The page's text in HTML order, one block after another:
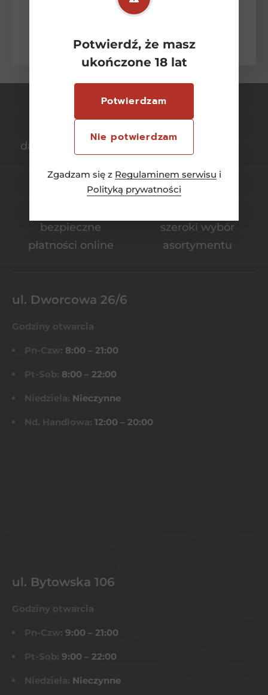
Potwierdź, że masz
ukończone 18 lat
Potwierdzam
Nie potwierdzam
Zgadzam się z Regulaminem serwisu i
Polityką prywatności
pytanie lub złożenie oferty zgodnie z
darmowa dostawa
bezpieczne
płatności online
szeroki wybór
asortymentu
ul. Dworcowa 26/6
Godziny otwarcia
Pn-Czw: 8:00 – 21:00
Pt-Sob: 8:00 – 22:00
Niedziela: Nieczynne
Nd. Handlowa: 12:00 – 20:00
ul. Bytowska 106
Godziny otwarcia
Pn-Czw: 9:00 – 21:00
Pt-Sob: 9:00 – 22:00
Niedziela: Nieczynne